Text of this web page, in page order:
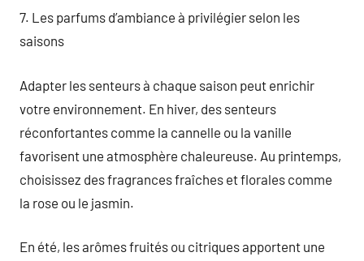
7. Les parfums d’ambiance à privilégier selon les
saisons
Adapter les senteurs à chaque saison peut enrichir
votre environnement. En hiver, des senteurs
réconfortantes comme la cannelle ou la vanille
favorisent une atmosphère chaleureuse. Au printemps,
choisissez des fragrances fraîches et florales comme
la rose ou le jasmin.
En été, les arômes fruités ou citriques apportent une